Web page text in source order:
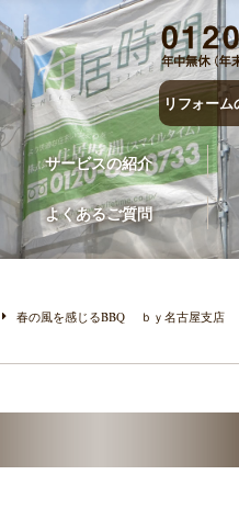
リフォー
サービスの紹介
よくあるご質問
春の風を感じるBBQ ｂｙ名古屋支店